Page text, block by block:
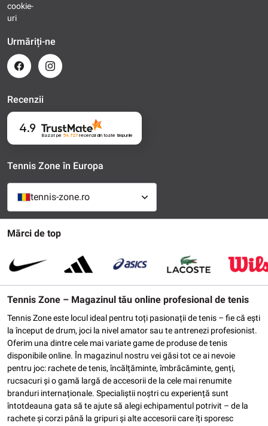
Mărci de top
Tennis Zone – Magazinul tău online profesional de tenis
Tennis Zone este locul ideal pentru toți pasionații de tenis – fie că ești
la început de drum, joci la nivel amator sau te antrenezi profesionist.
Oferim una dintre cele mai variate game de produse de tenis
disponibile online. În magazinul nostru vei găsi tot ce ai nevoie
pentru joc: rachete de tenis, încălțăminte, îmbrăcăminte, genți,
rucsacuri și o gamă largă de accesorii de la cele mai renumite
branduri internaționale. Specialiștii noștri cu experiență sunt
întotdeauna gata să te ajute să alegi echipamentul potrivit – de la
rachete și corzi până la gripuri și alte accesorii care îți sporesc
cookie-
uri
Urmăriți-ne
Recenzii
4.9
Bazat pe 54 727recenziidin toate timpurile
Tennis Zone în Europa
tennis-zone.ro